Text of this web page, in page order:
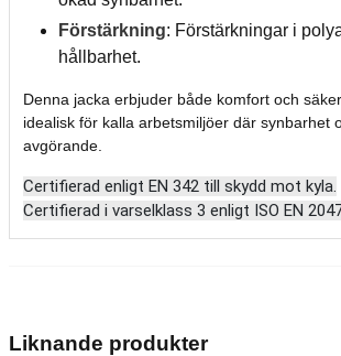
Förstärkning: Förstärkningar i
hållbarhet.
Denna jacka erbjuder både komfort och
idealisk för kalla arbetsmiljöer där synbarhet
avgörande.
Certifierad enligt EN 342 till skydd mot kyla.
Certifierad i varselklass 3 enligt ISO EN
Liknande produkter